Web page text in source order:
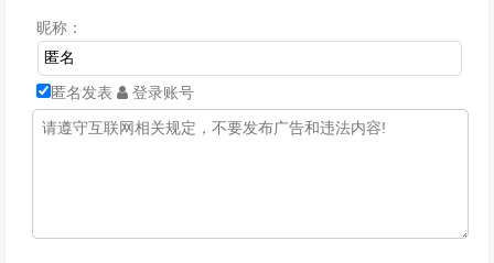
昵称：
匿名发表 登录账号